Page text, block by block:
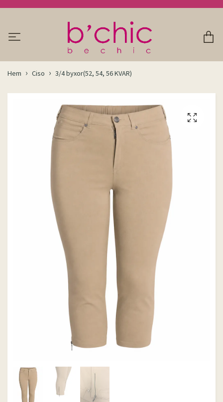
Hem Ciso 3/4 byxor(52, 54, 56 KVAR)